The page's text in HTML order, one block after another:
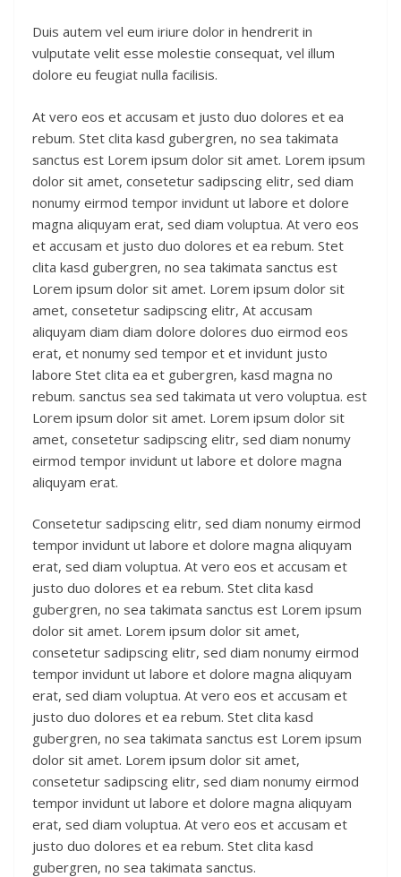
Duis autem vel eum iriure dolor in hendrerit in
vulputate velit esse molestie consequat, vel illum
dolore eu feugiat nulla facilisis.
At vero eos et accusam et justo duo dolores et ea
rebum. Stet clita kasd gubergren, no sea takimata
sanctus est Lorem ipsum dolor sit amet. Lorem ipsum
dolor sit amet, consetetur sadipscing elitr, sed diam
nonumy eirmod tempor invidunt ut labore et dolore
magna aliquyam erat, sed diam voluptua. At vero eos
et accusam et justo duo dolores et ea rebum. Stet
clita kasd gubergren, no sea takimata sanctus est
Lorem ipsum dolor sit amet. Lorem ipsum dolor sit
amet, consetetur sadipscing elitr, At accusam
aliquyam diam diam dolore dolores duo eirmod eos
erat, et nonumy sed tempor et et invidunt justo
labore Stet clita ea et gubergren, kasd magna no
rebum. sanctus sea sed takimata ut vero voluptua. est
Lorem ipsum dolor sit amet. Lorem ipsum dolor sit
amet, consetetur sadipscing elitr, sed diam nonumy
eirmod tempor invidunt ut labore et dolore magna
aliquyam erat.
Consetetur sadipscing elitr, sed diam nonumy eirmod
tempor invidunt ut labore et dolore magna aliquyam
erat, sed diam voluptua. At vero eos et accusam et
justo duo dolores et ea rebum. Stet clita kasd
gubergren, no sea takimata sanctus est Lorem ipsum
dolor sit amet. Lorem ipsum dolor sit amet,
consetetur sadipscing elitr, sed diam nonumy eirmod
tempor invidunt ut labore et dolore magna aliquyam
erat, sed diam voluptua. At vero eos et accusam et
justo duo dolores et ea rebum. Stet clita kasd
gubergren, no sea takimata sanctus est Lorem ipsum
dolor sit amet. Lorem ipsum dolor sit amet,
consetetur sadipscing elitr, sed diam nonumy eirmod
tempor invidunt ut labore et dolore magna aliquyam
erat, sed diam voluptua. At vero eos et accusam et
justo duo dolores et ea rebum. Stet clita kasd
gubergren, no sea takimata sanctus.